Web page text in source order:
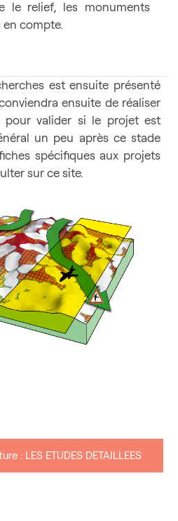
le relief, les monuments
compte.
est ensuite présenté
ensuite de réaliser
pour valider si le projet est
un peu après ce stade
spécifiques aux projets
sur ce site.
: LES ETUDES DETAILLEES